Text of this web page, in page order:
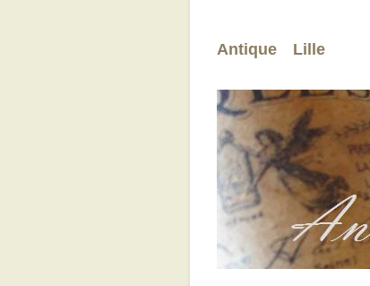
Antique Lille